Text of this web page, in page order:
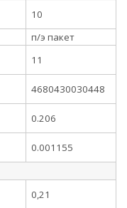
10
п/э пакет
11
4680430030448
0.206
0.001155
0,21